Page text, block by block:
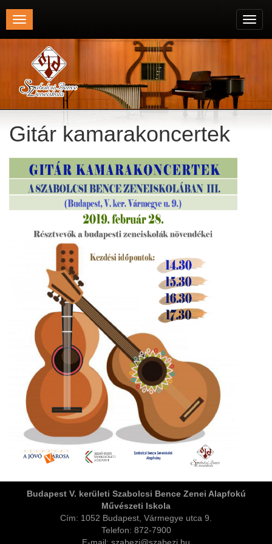
Toggle
navigation
Területi Válogatója
Gitár kamarakoncertek
Budapest V. kerületi Szabolcsi Bence Zenei Alapfokú
Művészeti Iskola
Cím: 1052 Budapest, Vármegye utca 9.
Telefon: 872-7900